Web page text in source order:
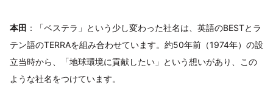
本田 ：「ベステラ」という少し変わった社名は、英語のBESTとラ
テン語のTERRAを組み合わせています。約50年前（1974年）の設
立当時から、「地球環境に貢献したい」という想いがあり、この
ような社名をつけています。